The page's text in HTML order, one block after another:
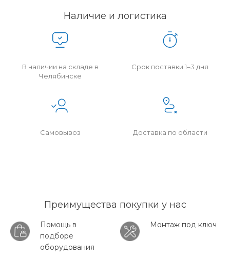
Наличие и логистика
В наличии на складе в
Челябинске
Срок поставки 1–3 дня
Самовывоз Доставка по области
Преимущества покупки у нас
Помощь в
подборе
оборудования
Монтаж под ключ